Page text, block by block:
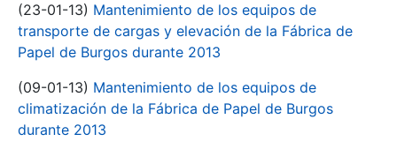
(23-01-13) Mantenimiento de los equipos de
transporte de cargas y elevación de la Fábrica de
Papel de Burgos durante 2013
(09-01-13) Mantenimiento de los equipos de
climatización de la Fábrica de Papel de Burgos
durante 2013